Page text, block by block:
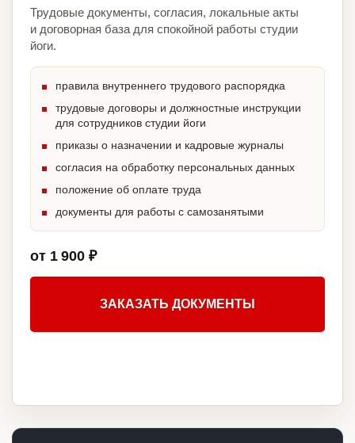
Трудовые документы, согласия, локальные акты
и договорная база для спокойной работы студии
йоги.
правила внутреннего трудового распорядка
трудовые договоры и должностные инструкции
для сотрудников студии йоги
приказы о назначении и кадровые журналы
согласия на обработку персональных данных
положение об оплате труда
документы для работы с самозанятыми
от 1 900 ₽
ЗАКАЗАТЬ ДОКУМЕНТЫ